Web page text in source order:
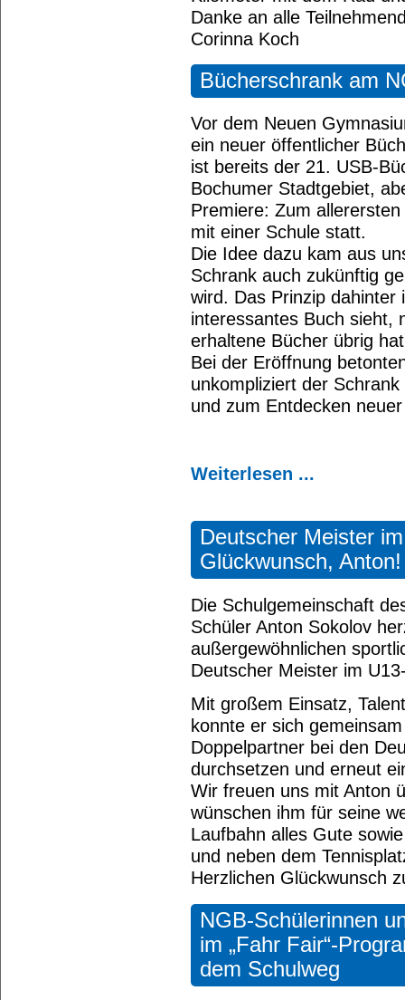
Danke an alle
Corinna Koch
Bücherschrank am
Vor dem Neuen
ein neuer öffentlicher
ist bereits der 21. USB-
Bochumer Stadtgebiet,
Premiere: Zum
mit einer Schule statt.
Die Idee dazu kam aus
Schrank auch zukünftig
wird. Das Prinzip
interessantes Buch sieht,
erhaltene Bücher übrig
Bei der Eröffnung
unkompliziert der
und zum Entdecken
Weiterlesen ...
Deutscher Meister
Glückwunsch, Anton!
Die Schulgemeinschaft
Schüler Anton Sokolov
außergewöhnlichen
Deutscher Meister im
Mit großem Einsatz,
konnte er sich
Doppelpartner bei den
durchsetzen und erneut
Wir freuen uns mit Anton
wünschen ihm für seine
Laufbahn alles Gute
und neben dem
Herzlichen Glückwunsch
NGB-Schülerinnen
im „Fahr Fair“-
dem Schulweg